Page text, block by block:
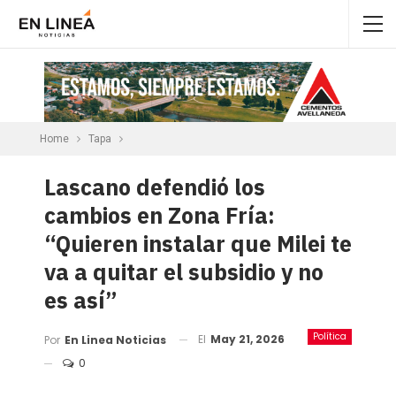
Home Tapa
Lascano defendió los
cambios en Zona Fría:
“Quieren instalar que Milei te
va a quitar el subsidio y no
es así”
Política
Por En Linea Noticias El May 21, 2026
0